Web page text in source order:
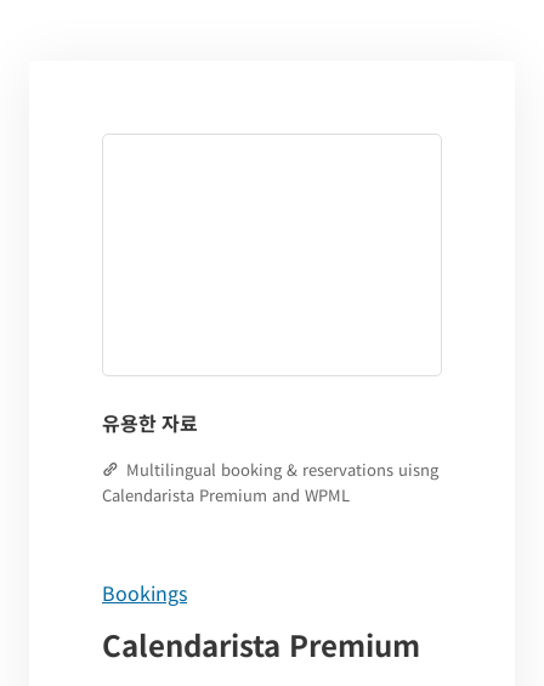
유용한 자료
Multilingual booking & reservations uisng
Calendarista Premium and WPML
Bookings
Calendarista Premium